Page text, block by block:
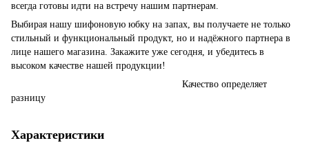
всегда готовы идти на встречу нашим партнерам.
Выбирая нашу шифоновую юбку на запах, вы получаете не только
стильный и функциональный продукт, но и надёжного партнера в
лице нашего магазина. Закажите уже сегодня, и убедитесь в
высоком качестве нашей продукции!
Качество определяет
разницу
Характеристики